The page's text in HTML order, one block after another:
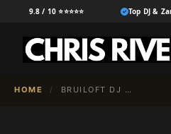
9.8 / 10 ⭐⭐⭐⭐⭐ Top DJ &
HOME / BRUILOFT DJ OP 7 MEI 2027 07-05-2027 | CHRIS RIVEN – ZINGENDE DJ VOOR JOUW TROUWDAG